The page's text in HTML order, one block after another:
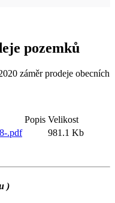
pozemků
záměr prodeje obecních
Popis Velikost
.pdf
981.1 Kb
)